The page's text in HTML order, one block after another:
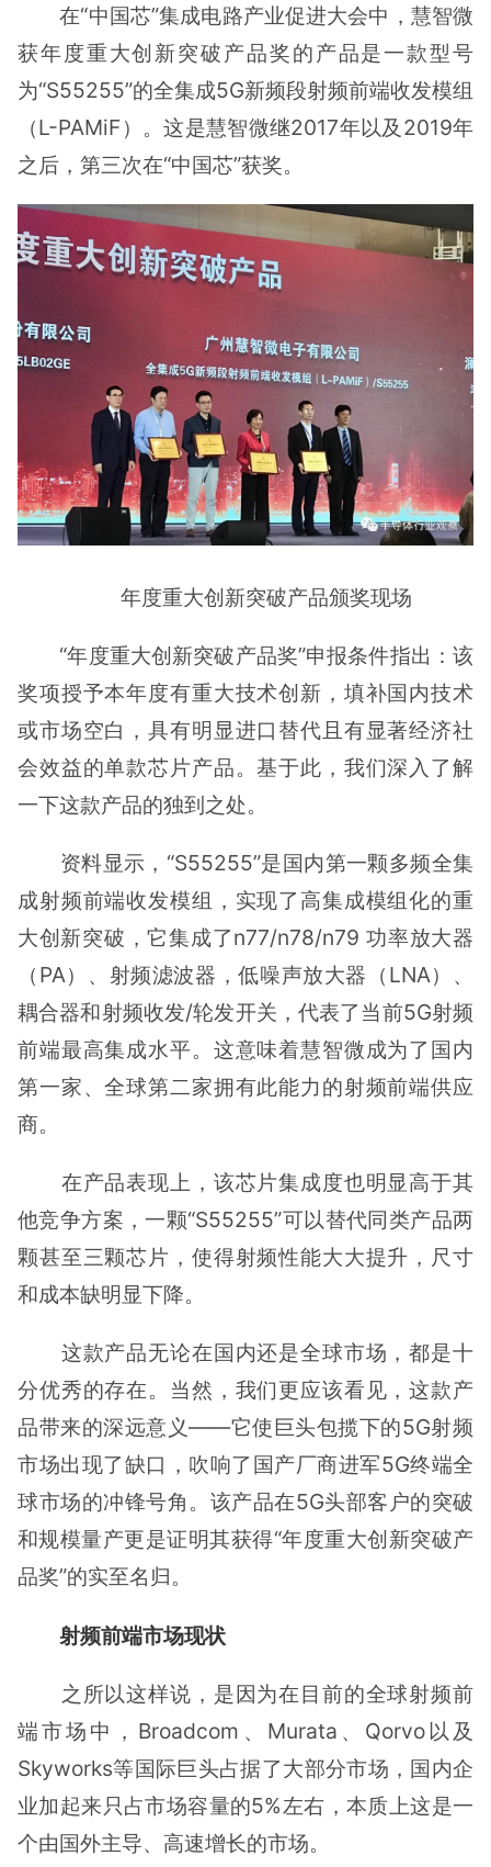
在“中国芯”集成电路产业促进大会中，慧智微
获年度重大创新突破产品奖的产品是一款型号
为“S55255”的全集成5G新频段射频前端收发模组
（L-PAMiF）。这是慧智微继2017年以及2019年
之后，第三次在“中国芯”获奖。
年度重大创新突破产品颁奖现场
“年度重大创新突破产品奖”申报条件指出：该
奖项授予本年度有重大技术创新，填补国内技术
或市场空白，具有明显进口替代且有显著经济社
会效益的单款芯片产品。基于此，我们深入了解
一下这款产品的独到之处。
资料显示，“S55255”是国内第一颗多频全集
成射频前端收发模组，实现了高集成模组化的重
大创新突破，它集成了n77/n78/n79 功率放大器
（PA）、射频滤波器，低噪声放大器（LNA）、
耦合器和射频收发/轮发开关，代表了当前5G射频
前端最高集成水平。这意味着慧智微成为了国内
第一家、全球第二家拥有此能力的射频前端供应
商。
在产品表现上，该芯片集成度也明显高于其
他竞争方案，一颗“S55255”可以替代同类产品两
颗甚至三颗芯片，使得射频性能大大提升，尺寸
和成本缺明显下降。
这款产品无论在国内还是全球市场，都是十
分优秀的存在。当然，我们更应该看见，这款产
品带来的深远意义——它使巨头包揽下的5G射频
市场出现了缺口，吹响了国产厂商进军5G终端全
球市场的冲锋号角。该产品在5G头部客户的突破
和规模量产更是证明其获得“年度重大创新突破产
品奖”的实至名归。
射频前端市场现状
之所以这样说，是因为在目前的全球射频前
端市场中，Broadcom、Murata、Qorvo以及
Skyworks等国际巨头占据了大部分市场，国内企
业加起来只占市场容量的5%左右，本质上这是一
个由国外主导、高速增长的市场。